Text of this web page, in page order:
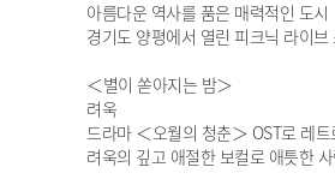
아름다운 역사를 품은 매력적인 도시
경기도 양평에서 열린 피크닉 라이브
＜별이 쏟아지는 밤＞
려욱
드라마 ＜오월의 청춘＞ OST로 레
려욱의 깊고 애절한 보컬로 애틋한